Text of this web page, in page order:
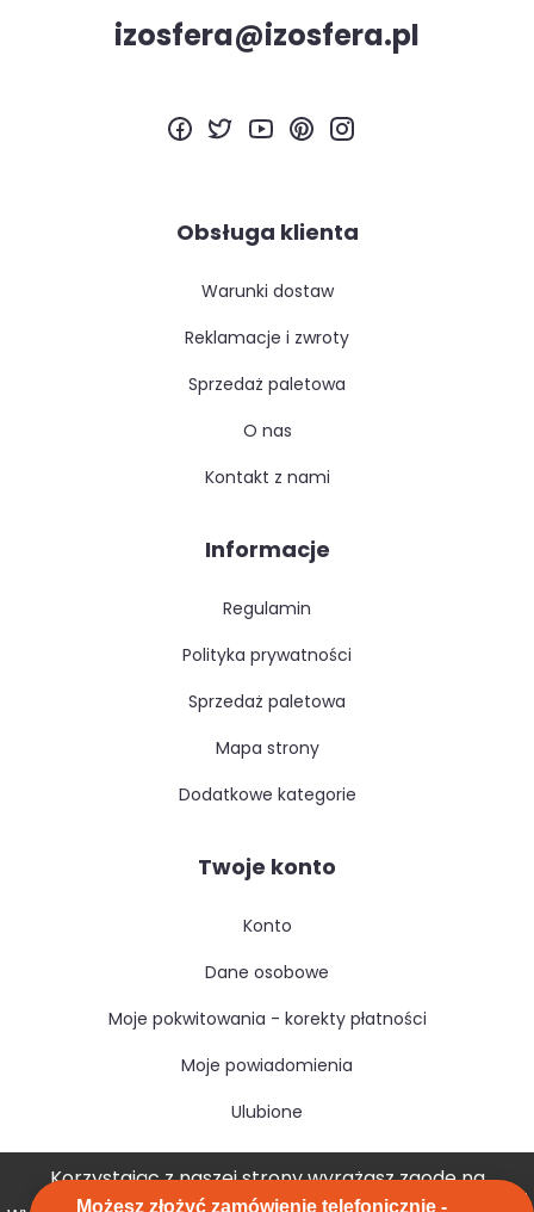
Korzystając z naszej strony wyrażasz zgodę na
Możesz złożyć zamówienie telefonicznie -
izosfera@izosfera.pl
Obsługa klienta
warunki dostaw
reklamacje i zwroty
sprzedaż paletowa
o nas
kontakt z nami
Informacje
regulamin
polityka prywatności
sprzedaż paletowa
mapa strony
dodatkowe kategorie
Twoje konto
konto
dane osobowe
moje pokwitowania - korekty płatności
moje powiadomienia
ulubione